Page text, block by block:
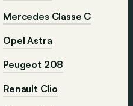
Mercedes Classe C
Opel Astra
Peugeot 208
Renault Clio